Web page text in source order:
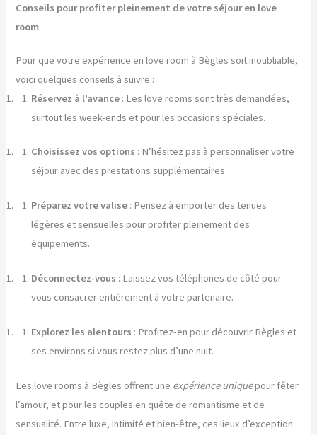
Conseils pour profiter pleinement de votre séjour en love
room
Pour que votre expérience en love room à Bègles soit inoubliable,
voici quelques conseils à suivre :
Réservez à l’avance : Les love rooms sont très demandées,
surtout les week-ends et pour les occasions spéciales.
Choisissez vos options : N’hésitez pas à personnaliser votre
séjour avec des prestations supplémentaires.
Préparez votre valise : Pensez à emporter des tenues
légères et sensuelles pour profiter pleinement des
équipements.
Déconnectez-vous : Laissez vos téléphones de côté pour
vous consacrer entièrement à votre partenaire.
Explorez les alentours : Profitez-en pour découvrir Bègles et
ses environs si vous restez plus d’une nuit.
Les love rooms à Bègles offrent une expérience uniquepour fêter
l’amour, et pour les couples en quête de romantisme et de
sensualité. Entre luxe, intimité et bien-être, ces lieux d’exception